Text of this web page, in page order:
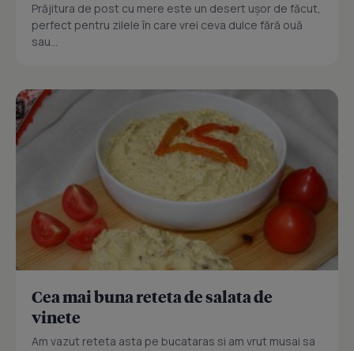
Prăjitura de post cu mere este un desert ușor de făcut,
perfect pentru zilele în care vrei ceva dulce fără ouă
sau...
Cea mai buna reteta de salata de
vinete
Am vazut reteta asta pe bucataras si am vrut musai sa